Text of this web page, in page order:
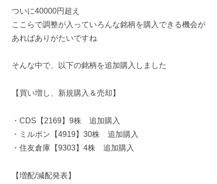
ついに40000円超え
ここらで調整が入っていろんな銘柄を購入できる機会が
あればありがたいですね
そんな中で、以下の銘柄を追加購入しました
【買い増し、新規購入＆売却】
・CDS【2169】9株 追加購入
・ミルボン【4919】30株 追加購入
・住友倉庫【9303】4株 追加購入
【増配/減配発表】